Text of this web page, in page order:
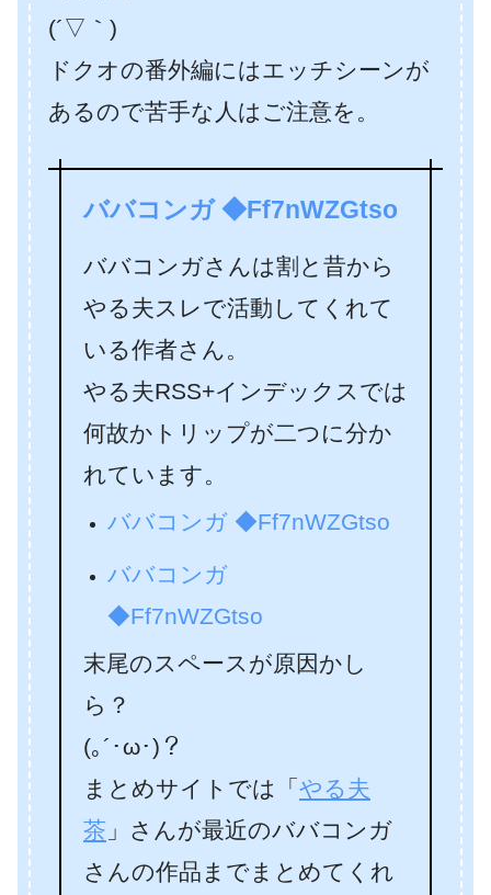
(´▽｀)
ドクオの番外編にはエッチシーンが
あるので苦手な人はご注意を。
ババコンガ ◆Ff7nWZGtso
ババコンガさんは割と昔から
やる夫スレで活動してくれて
いる作者さん。
やる夫RSS+インデックスでは
何故かトリップが二つに分か
れています。
ババコンガ ◆Ff7nWZGtso
ババコンガ
◆Ff7nWZGtso
末尾のスペースが原因かし
ら？
(｡´･ω･)？
まとめサイトでは「 やる夫
茶 」さんが最近のババコンガ
さんの作品までまとめてくれ